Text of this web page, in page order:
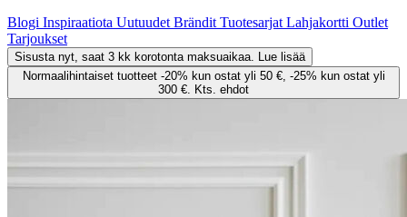
Blogi Inspiraatiota Uutuudet Brändit Tuotesarjat Lahjakortti Outlet
Tarjoukset
Sisusta nyt, saat 3 kk korotonta maksuaikaa. Lue lisää
Normaalihintaiset tuotteet -20% kun ostat yli 50 €, -25% kun ostat yli
300 €. Kts. ehdot